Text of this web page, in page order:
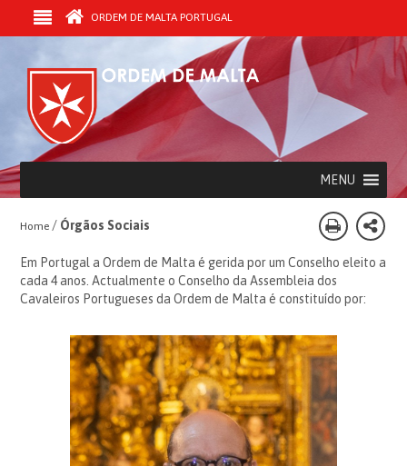
ORDEM DE MALTA PORTUGAL
MENU
Home / Órgãos Sociais
Em Portugal a Ordem de Malta é gerida por um Conselho eleito a
cada 4 anos. Actualmente o Conselho da Assembleia dos
Cavaleiros Portugueses da Ordem de Malta é constituído por: